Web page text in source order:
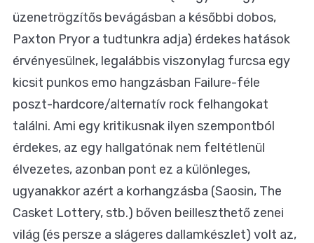
üzenetrögzítős bevágásban a későbbi dobos,
Paxton Pryor a tudtunkra adja) érdekes hatások
érvényesülnek, legalábbis viszonylag furcsa egy
kicsit punkos emo hangzásban Failure-féle
poszt-hardcore/alternatív rock felhangokat
találni. Ami egy kritikusnak ilyen szempontból
érdekes, az egy hallgatónak nem feltétlenül
élvezetes, azonban pont ez a különleges,
ugyanakkor azért a korhangzásba (Saosin, The
Casket Lottery, stb.) bőven beilleszthető zenei
világ (és persze a slágeres dallamkészlet) volt az,